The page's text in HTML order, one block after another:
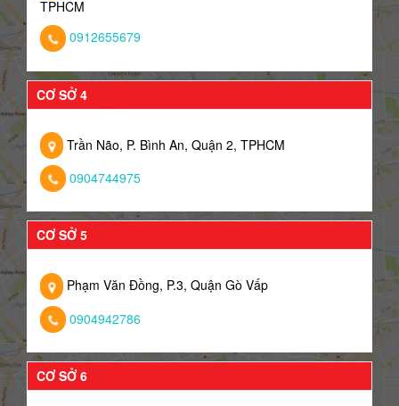
TPHCM
0912655679
CƠ SỞ 4
Trần Não, P. Bình An, Quận 2, TPHCM
0904744975
CƠ SỞ 5
Phạm Văn Đồng, P.3, Quận Gò Vấp
0904942786
CƠ SỞ 6